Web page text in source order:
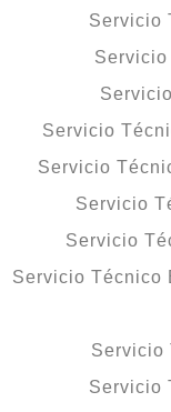
Servicio
Servicio
Servicio
Servicio
Servicio
Servicio Técnico
Servicio
Servicio